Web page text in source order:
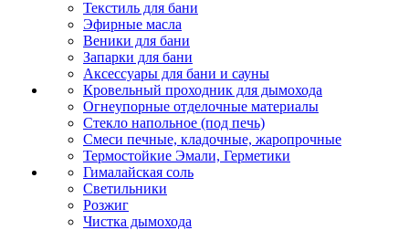
Текстиль для бани
Эфирные масла
Веники для бани
Запарки для бани
Аксессуары для бани и сауны
Кровельный проходник для дымохода
Огнеупорные отделочные материалы
Стекло напольное (под печь)
Смеси печные, кладочные, жаропрочные
Термостойкие Эмали, Герметики
Гималайская соль
Светильники
Розжиг
Чистка дымохода